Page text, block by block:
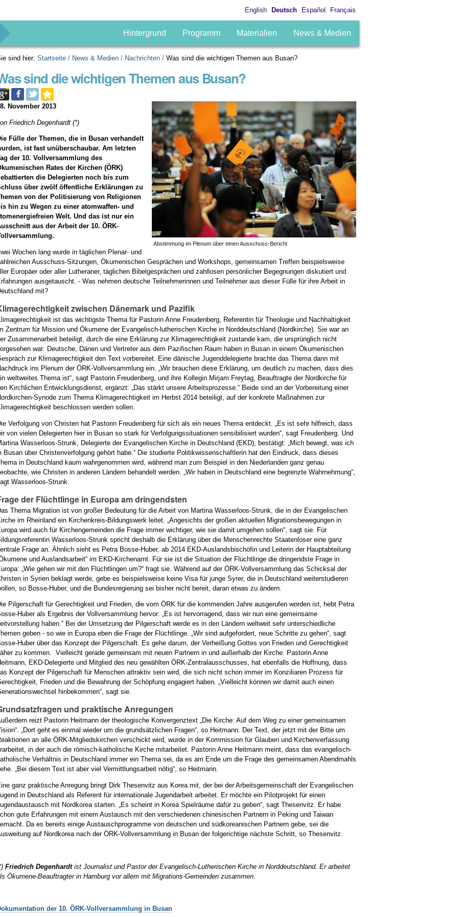
English Deutsch Español Français
Hintergrund Programm Materialien News & Medien
sind hier: Startseite / News & Medien / Nachrichten /Was sind die wichtigen Themen aus Busan?
sind die wichtigen Themen aus Busan?
Abstimmung im Plenum über einen Ausschuss-Bericht
November 2013
Friedrich Degenhardt (*)
Fülle der Themen, die in Busan verhandelt
ist fast unüberschaubar. Am letzten
der 10. Vollversammlung des
Rates der Kirchen (ÖRK)
die Delegierten noch bis zum
über zwölf öffentliche Erklärungen zu
von der Politisierung von Religionen
hin zu Wegen zu einer atomwaffen- und
Welt. Und das ist nur ein
aus der Arbeit der 10. ÖRK-
Wochen lang wurde in täglichen Plenar- und
Ausschuss-Sitzungen, Ökumenischen Gesprächen und Workshops, gemeinsamen Treffen beispielsweise
Europäer oder aller Lutheraner, täglichen Bibelgesprächen und zahllosen persönlicher Begegnungen diskutiert und
ausgetauscht. - Was nehmen deutsche Teilnehmerinnen und Teilnehmer aus dieser Fülle für ihre Arbeit in
mit?
zwischen Dänemark und Pazifik
ist das wichtigste Thema für Pastorin Anne Freudenberg, Referentin für Theologie und Nachhaltigkeit
Zentrum für Mission und Ökumene der Evangelisch-lutherischen Kirche in Norddeutschland (Nordkirche). Sie war an
Zusammenarbeit beteiligt, durch die eine Erklärung zur Klimagerechtigkeit zustande kam, die ursprünglich nicht
war: Deutsche, Dänen und Vertreter aus dem Pazifischen Raum haben in Busan in einem Ökumenischen
zur Klimagerechtigkeit den Text vorbereitet. Eine dänische Jugenddelegierte brachte das Thema dann mit
ins Plenum der ÖRK-Vollversammlung ein. „Wir brauchen diese Erklärung, um deutlich zu machen, dass dies
weltweites Thema ist“, sagt Pastorin Freudenberg, und ihre Kollegin Mirjam Freytag, Beauftragte der Nordkirche für
Kirchlichen Entwicklungsdienst, ergänzt: „Das stärkt unsere Arbeitsprozesse.“ Beide sind an der Vorbereitung einer
Synode zum Thema Klimagerechtigkeit im Herbst 2014 beteiligt, auf der konkrete Maßnahmen zur
beschlossen werden sollen.
Verfolgung von Christen hat Pastorin Freudenberg für sich als ein neues Thema entdeckt. „Es ist sehr hilfreich, dass
von vielen Delegierten hier in Busan so stark für Verfolgungssituationen sensibilisiert wurden“, sagt Freudenberg. Und
Wasserloos-Strunk, Delegierte der Evangelischen Kirche in Deutschland (EKD), bestätigt: „Mich bewegt, was ich
Busan über Christenverfolgung gehört habe.“ Die studierte Politikwissenschaftlerin hat den Eindruck, dass dieses
in Deutschland kaum wahrgenommen wird, während man zum Beispiel in den Niederlanden ganz genau
wie Christen in anderen Ländern behandelt werden. „Wir haben in Deutschland eine begrenzte Wahrnehmung“,
Wasserloos-Strunk.
der Flüchtlinge in Europa am dringendsten
Thema Migration ist von großer Bedeutung für die Arbeit von Martina Wasserloos-Strunk, die in der Evangelischen
im Rheinland ein Kirchenkreis-Bildungswerk leitet. „Angesichts der großen aktuellen Migrationsbewegungen in
wird auch für Kirchengemeinden die Frage immer wichtiger, wie sie damit umgehen sollen“, sagt sie. Für
Wasserloos-Strunk spricht deshalb die Erklärung über die Menschenrechte Staatenloser eine ganz
Frage an. Ähnlich sieht es Petra Bosse-Huber, ab 2014 EKD-Auslandsbischöfin und Leiterin der Hauptabteilung
und Auslandsarbeit“ im EKD-Kirchenamt. Für sie ist die Situation der Flüchtlinge die dringendste Frage in
„Wie gehen wir mit den Flüchtlingen um?“ fragt sie. Während auf der ÖRK-Vollversammlung das Schicksal der
in Syrien beklagt werde, gebe es beispielsweise keine Visa für junge Syrer, die in Deutschland weiterstudieren
so Bosse-Huber, und die Bundesregierung sei bisher nicht bereit, daran etwas zu ändern.
Pilgerschaft für Gerechtigkeit und Frieden, die vom ÖRK für die kommenden Jahre ausgerufen worden ist, hebt Petra
Huber als Ergebnis der Vollversammlung hervor: „Es ist hervorragend, dass wir nun eine gemeinsame
haben.“ Bei der Umsetzung der Pilgerschaft werde es in den Ländern weltweit sehr unterschiedliche
geben - so wie in Europa eben die Frage der Flüchtlinge. „Wir sind aufgefordert, neue Schritte zu gehen“, sagt
Huber über das Konzept der Pilgerschaft. Es gehe darum, der Verheißung Gottes von Frieden und Gerechtigkeit
zu kommen. Vielleicht gerade gemeinsam mit neuen Partnern in und außerhalb der Kirche. Pastorin Anne
EKD-Delegierte und Mitglied des neu gewählten ÖRK-Zentralausschusses, hat ebenfalls die Hoffnung, dass
Konzept der Pilgerschaft für Menschen attraktiv sein wird, die sich nicht schon immer im Konziliaren Prozess für
Frieden und die Bewahrung der Schöpfung engagiert haben. „Vielleicht können wir damit auch einen
hinbekommen“, sagt sie.
und praktische Anregungen
reizt Pastorin Heitmann der theologische Konvergenztext „Die Kirche: Auf dem Weg zu einer gemeinsamen
„Dort geht es einmal wieder um die grundsätzlichen Fragen“, so Heitmann. Der Text, der jetzt mit der Bitte um
an alle ÖRK-Mitgliedskirchen verschickt wird, wurde in der Kommission für Glauben und Kirchenverfassung
in der auch die römisch-katholische Kirche mitarbeitet. Pastorin Anne Heitmann meint, dass das evangelisch-
Verhältnis in Deutschland immer ein Thema sei, da es am Ende um die Frage des gemeinsamen Abendmahls
„Bei diesem Text ist aber viel Vermittlungsarbeit nötig“, so Heitmann.
ganz praktische Anregung bringt Dirk Thesenvitz aus Korea mit, der bei der Arbeitsgemeinschaft der Evangelischen
in Deutschland als Referent für internationale Jugendarbeit arbeitet. Er möchte ein Pilotprojekt für einen
mit Nordkorea starten. „Es scheint in Korea Spielräume dafür zu geben“, sagt Thesenvitz. Er habe
gute Erfahrungen mit einem Austausch mit den verschiedenen chinesischen Partnern in Peking und Taiwan
Da es bereits einige Austauschprogramme von deutschen und südkoreanischen Partnern gebe, sei die
auf Nordkorea nach der ÖRK-Vollversammlung in Busan der folgerichtige nächste Schritt, so Thesenvitz.
Friedrich Degenhardtist Journalist und Pastor der Evangelisch-Lutherischen Kirche in Norddeutschland. Er arbeitet
Ökumene-Beauftragter in Hamburg vor allem mit Migrations-Gemeinden zusammen.
der 10. ÖRK-Vollversammlung in Busan